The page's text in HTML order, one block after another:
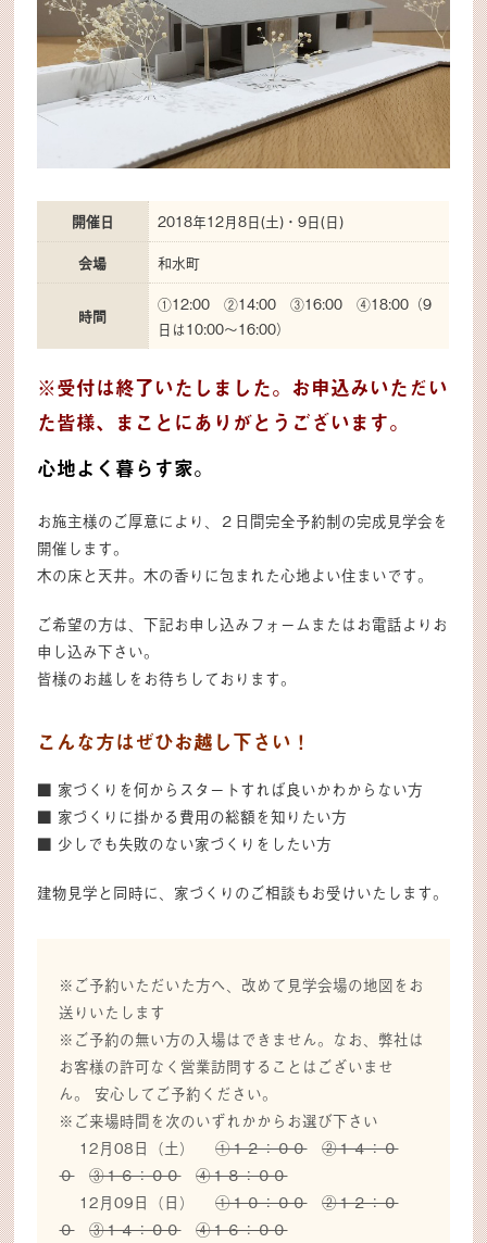
開催日
2018年12月8日(土)・9日(日)
会場
和水町
時間
①12:00 ②14:00 ③16:00 ④18:00（9
日は10:00〜16:00）
※受付は終了いたしました。お申込みいただい
た皆様、まことにありがとうございます。
心地よく暮らす家。
お施主様のご厚意により、２日間完全予約制の完成見学会を
開催します。
木の床と天井。木の香りに包まれた心地よい住まいです。
ご希望の方は、下記お申し込みフォームまたはお電話よりお
申し込み下さい。
皆様のお越しをお待ちしております。
こんな方はぜひお越し下さい！
■ 家づくりを何からスタートすれば良いかわからない方
■ 家づくりに掛かる費用の総額を知りたい方
■ 少しでも失敗のない家づくりをしたい方
建物見学と同時に、家づくりのご相談もお受けいたします。
※ご予約いただいた方へ、改めて見学会場の地図をお
送りいたします
※ご予約の無い方の入場はできません。なお、弊社は
お客様の許可なく営業訪問することはございませ
ん。 安心してご予約ください。
※ご来場時間を次のいずれかからお選び下さい
12月08日（土）①１２：００
②１４：０
０
③１６：００
④１８：００
12月09日（日）①１０：００
②１２：０
０
③１４：００ ④１６：００